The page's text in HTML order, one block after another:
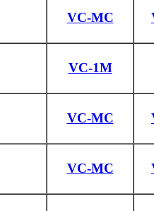
VC-MC
VC-1M
VC-MC
VC-MC